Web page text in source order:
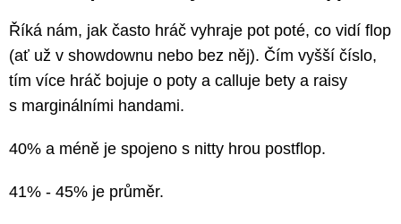
Říká nám, jak často hráč vyhraje pot poté, co vidí flop
(ať už v showdownu nebo bez něj). Čím vyšší číslo,
tím více hráč bojuje o poty a calluje bety a raisy
s marginálními handami.
40% a méně je spojeno s nitty hrou postflop.
41% - 45% je průměr.